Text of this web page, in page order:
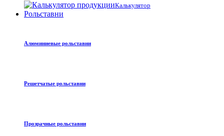
Калькулятор
Рольставни
Алюминиевые рольставни
Решетчатые рольставни
Прозрачные рольставни